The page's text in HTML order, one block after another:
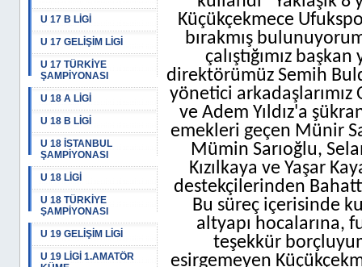
U 17 B LİGİ
U 17 GELİŞİM LİGİ
U 17 TÜRKİYE
ŞAMPİYONASI
U 18 A LİGİ
U 18 B LİGİ
U 18 İSTANBUL
ŞAMPİYONASI
U 18 LİGİ
U 18 TÜRKİYE
ŞAMPİYONASI
U 19 GELİŞİM LİGİ
U 19 LİGİ 1.AMATÖR
Küçükçekmece
bırakmış
çalıştığımız
direktörümüz Semih
yönetici
ve Adem Yıldız'a
emekleri geçen Münir
Mümin Sarıoğlu,
Kızılkaya ve Yaşar
destekçilerinden
Bu süreç içerisinde
altyapı hocalarına,
teşekkür
esirgemeyen